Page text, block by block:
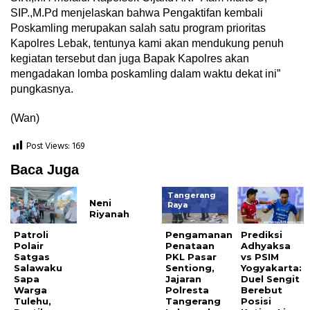
SIP.,M.Pd menjelaskan bahwa Pengaktifan kembali
Poskamling merupakan salah satu program prioritas
Kapolres Lebak, tentunya kami akan mendukung penuh
kegiatan tersebut dan juga Bapak Kapolres akan
mengadakan lomba poskamling dalam waktu dekat ini”
pungkasnya.
(Wan)
Post Views: 169
Baca Juga
Patroli
Polair
Satgas
Salawaku
Sapa
Warga
Tulehu,
Neni
Riyanah
Tangerang
Raya
Pengamanan
Penataan
PKL Pasar
Sentiong,
Jajaran
Polresta
Tangerang
Prediksi
Adhyaksa
vs PSIM
Yogyakarta:
Duel Sengit
Berebut
Posisi